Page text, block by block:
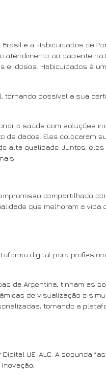
e a Habicuidados de
ao paciente na
e idosos. Habicuidados é
tornando possível a sua
a saúde com soluções
de dados. Eles colocaram
alta qualidade. Juntos,
compartilhado
que melhoram a
digital para
da Argentina, tinham as
de visualização e
tornando a
UE-ALC. A segunda